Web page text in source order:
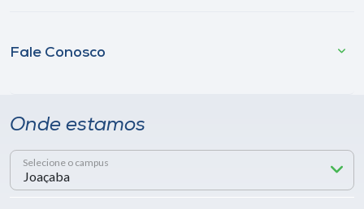
Fale Conosco
Onde estamos
Selecione o campus